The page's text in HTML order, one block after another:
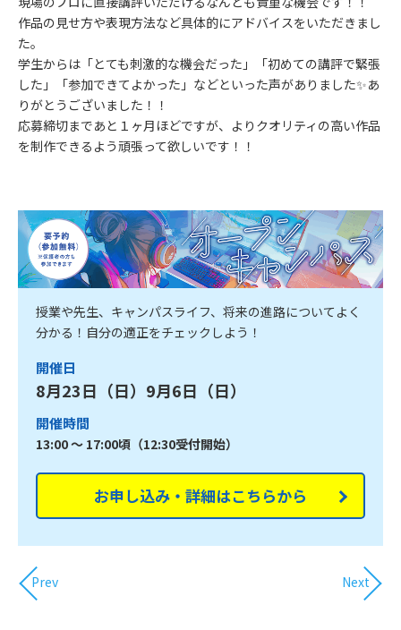
作品の見せ方や表現方法など具体的にアドバイスをいただきまし
た。
学生からは「とても刺激的な機会だった」「初めての講評で緊張
した」「参加できてよかった」などといった声がありました✨あ
りがとうございました！！
応募締切まであと１ヶ月ほどですが、よりクオリティの高い作品
を制作できるよう頑張って欲しいです！！
授業や先生、キャンパスライフ、将来の進路についてよく
分かる！自分の適正をチェックしよう！
開催日
8月23日（日）9月6日（日）
開催時間
13:00 ～ 17:00頃（12:30受付開始）
お申し込み・詳細はこちらから
Prev Next